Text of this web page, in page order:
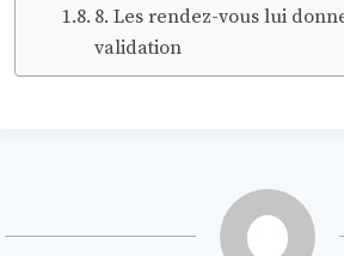
8. Les rendez-vous lui
validation